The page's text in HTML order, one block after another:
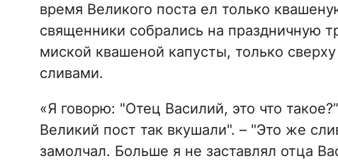
время Великого поста ел только
священники собрались на праздничную
миской квашеной капусты, только
сливами.
«Я говорю: "Отец Василий, это что
Великий пост так вкушали". – "Это же
замолчал. Больше я не заставлял отца